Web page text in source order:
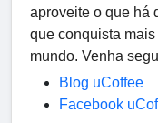
aproveite o que há
que conquista
mundo. Venha
Blog uCoffee
Facebook